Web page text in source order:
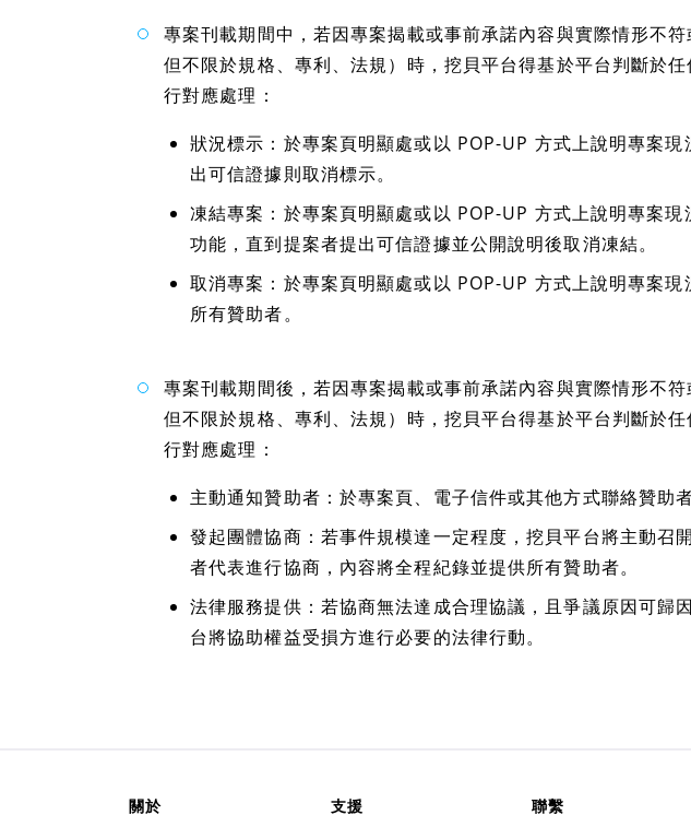
專案刊載期間中，若因專案揭載或事前承諾內容與實際情形不
但不限於規格、專利、法規）時，挖貝平台得基於平台判斷於
行對應處理：
狀況標示：於專案頁明顯處或以 POP-UP 方式上說明專案
出可信證據則取消標示。
凍結專案：於專案頁明顯處或以 POP-UP 方式上說明專案
功能，直到提案者提出可信證據並公開說明後取消凍結。
取消專案：於專案頁明顯處或以 POP-UP 方式上說明專案
所有贊助者。
專案刊載期間後，若因專案揭載或事前承諾內容與實際情形不
但不限於規格、專利、法規）時，挖貝平台得基於平台判斷於
行對應處理：
主動通知贊助者：於專案頁、電子信件或其他方式聯絡贊助
發起團體協商：若事件規模達一定程度，挖貝平台將主動召
者代表進行協商，內容將全程紀錄並提供所有贊助者。
法律服務提供：若協商無法達成合理協議，且爭議原因可歸
台將協助權益受損方進行必要的法律行動。
關於 支援 聯繫